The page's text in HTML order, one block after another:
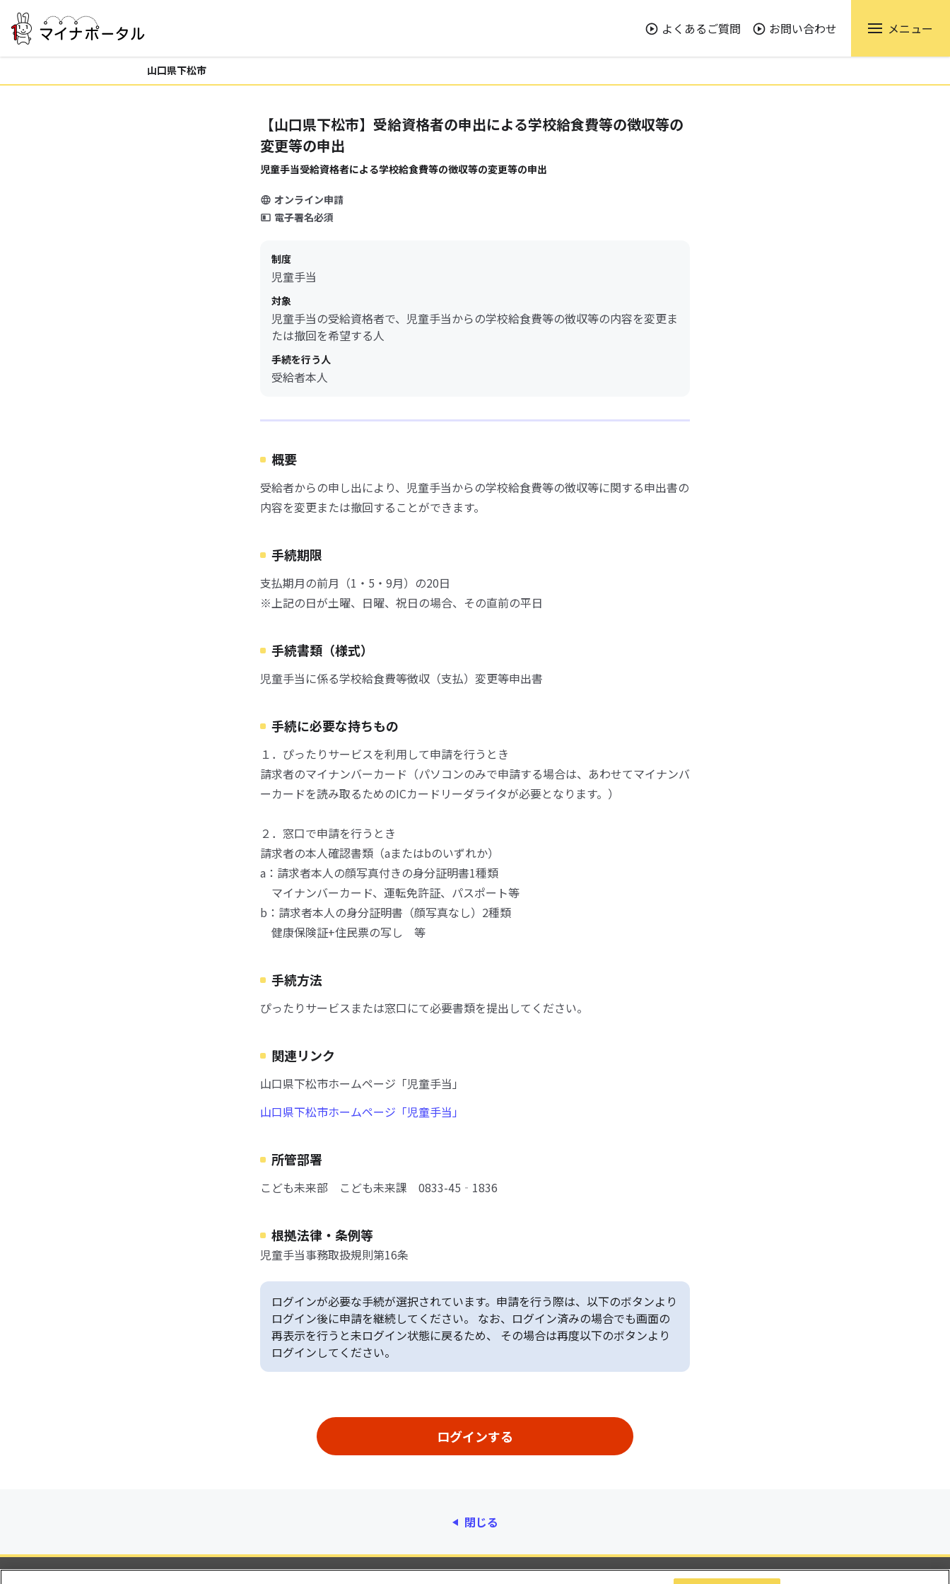
よくあるご質問 お問い合わせ メニュー
山口県下松市
【山口県下松市】受給資格者の申出による学校給食費等の徴収等の
変更等の申出
児童手当受給資格者による学校給食費等の徴収等の変更等の申出
オンライン申請
電子署名必須
制度
児童手当
対象
児童手当の受給資格者で、児童手当からの学校給食費等の徴収等の内容を変更ま
たは撤回を希望する人
手続を行う人
受給者本人
概要
受給者からの申し出により、児童手当からの学校給食費等の徴収等に関する申出書の
内容を変更または撤回することができます。
手続期限
支払期月の前月（1・5・9月）の20日
※上記の日が土曜、日曜、祝日の場合、その直前の平日
手続書類（様式）
児童手当に係る学校給食費等徴収（支払）変更等申出書
手続に必要な持ちもの
１．ぴったりサービスを利用して申請を行うとき
請求者のマイナンバーカード（パソコンのみで申請する場合は、あわせてマイナンバ
ーカードを読み取るためのICカードリーダライタが必要となります。）
２．窓口で申請を行うとき
請求者の本人確認書類（aまたはbのいずれか）
a：請求者本人の顔写真付きの身分証明書1種類
マイナンバーカード、運転免許証、パスポート等
b：請求者本人の身分証明書（顔写真なし）2種類
健康保険証+住民票の写し 等
手続方法
ぴったりサービスまたは窓口にて必要書類を提出してください。
関連リンク
山口県下松市ホームページ「児童手当」
山口県下松市ホームページ「児童手当」
所管部署
こども未来部 こども未来課 0833-45‐1836
根拠法律・条例等
児童手当事務取扱規則第16条
ログインが必要な手続が選択されています。申請を行う際は、以下のボタンより
ログイン後に申請を継続してください。 なお、ログイン済みの場合でも画面の
再表示を行うと未ログイン状態に戻るため、 その場合は再度以下のボタンより
ログインしてください。
閉じる
動作環境 個人情報保護 利用規約 アクセシビリティ